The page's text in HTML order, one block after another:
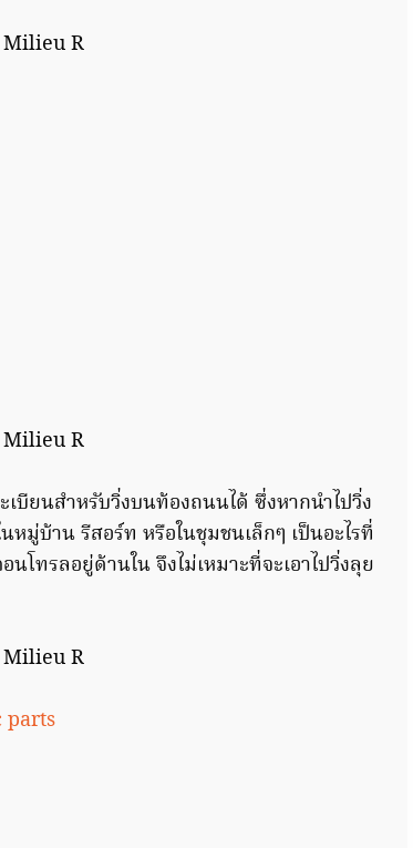
ยนสำหรับวิ่งบนท้องถนนได้ ซึ่งหากนำไปวิ่ง
บ้าน รีสอร์ท หรือในชุมชนเล็กๆ เป็นอะไรที่
ทรลอยู่ด้านใน จึงไม่เหมาะที่จะเอาไปวิ่งลุย
parts